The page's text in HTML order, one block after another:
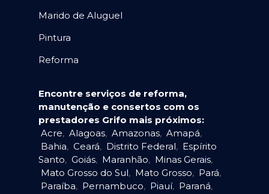
Marido de Aluguel
Pintura
Reforma
Encontre serviços de reforma,
manutenção e consertos com os
prestadores Grifo mais próximos:
Acre, Alagoas, Amazonas, Amapá,
Bahia, Ceará, Distrito Federal, Espírito
Santo, Goiás, Maranhão, Minas Gerais,
Mato Grosso do Sul, Mato Grosso, Pará,
Paraíba, Pernambuco, Piauí, Paraná,